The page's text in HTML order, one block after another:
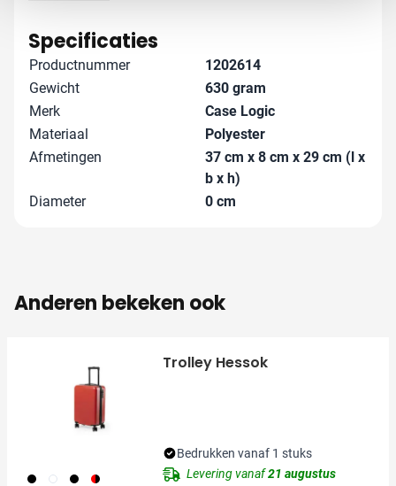
Specificaties
Productnummer
1202614
Gewicht
630 gram
Merk
Case Logic
Materiaal
Polyester
Afmetingen
37 cm x 8 cm x 29 cm (l x
b x h)
Diameter
0 cm
Anderen bekeken ook
001 002 005 008
Trolley Hessok
Bedrukken vanaf 1 stuks
Levering vanaf21 augustus